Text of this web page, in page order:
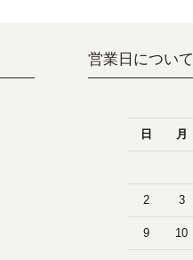
営業日について
日
月
2 3
9 10